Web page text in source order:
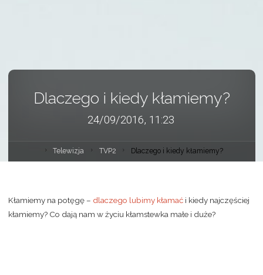
Dlaczego i kiedy kłamiemy?
24/09/2016, 11:23
Telewizja TVP2 Dlaczego i kiedy kłamiemy?
Kłamiemy na potęgę – dlaczego lubimy kłamaći kiedy najczęściej
kłamiemy? Co dają nam w życiu kłamstewka małe i duże?